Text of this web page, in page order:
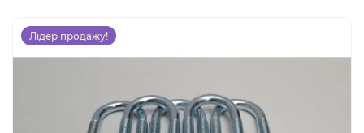
Лідер продажу!